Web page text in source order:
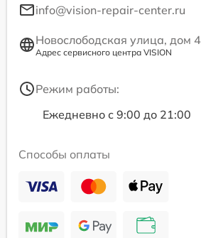
info@vision-repair-center.ru
Новослободская улица, дом 4
Адрес сервисного центра VISION
Режим работы:
Ежедневно с 9:00 до 21:00
Способы оплаты